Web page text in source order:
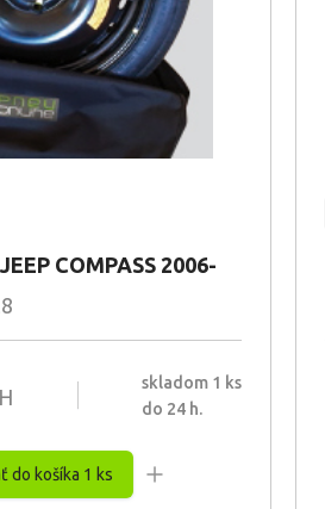
COMPASS 2006-
skladom 1 ks
do 24 h.
do košíka 1 ks